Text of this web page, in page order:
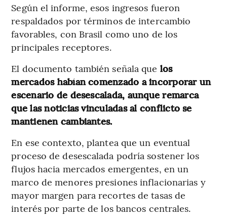
Según el informe, esos ingresos fueron
respaldados por términos de intercambio
favorables, con Brasil como uno de los
principales receptores.
El documento también señala que los
mercados habían comenzado a incorporar un
escenario de desescalada, aunque remarca
que las noticias vinculadas al conflicto se
mantienen cambiantes.
En ese contexto, plantea que un eventual
proceso de desescalada podría sostener los
flujos hacia mercados emergentes, en un
marco de menores presiones inflacionarias y
mayor margen para recortes de tasas de
interés por parte de los bancos centrales.